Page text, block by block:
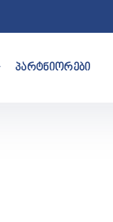
პარტნიორები